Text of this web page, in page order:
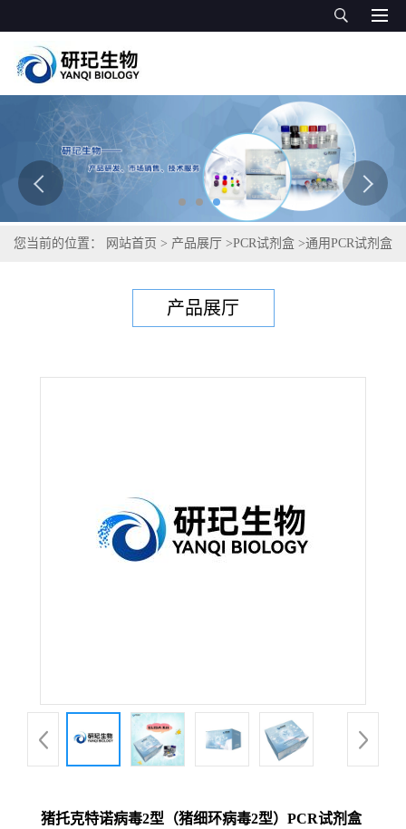
您当前的位置： 网站首页 > 产品展厅 >PCR试剂盒 >通用PCR试剂盒
产品展厅
猪托克特诺病毒2型（猪细环病毒2型）PCR试剂盒